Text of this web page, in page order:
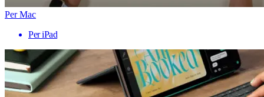
Per Mac
Per iPad